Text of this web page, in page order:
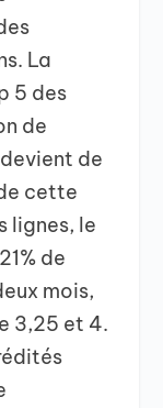
La
5 des
de
de
cette
lignes, le
de
mois,
3,25 et 4.